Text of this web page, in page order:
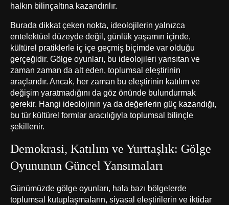
halkın bilinçaltına kazandırılır.
Burada dikkat çeken nokta, ideolojilerin yalnızca
entelektüel düzeyde değil, günlük yaşamın içinde,
kültürel pratiklerle iç içe geçmiş biçimde var olduğu
gerçeğidir. Gölge oyunları, bu ideolojileri yansıtan ve
zaman zaman da alt eden, toplumsal eleştirinin
araçlarıdır. Ancak, her zaman bu eleştirinin katılım ve
değişim yaratmadığını da göz önünde bulundurmak
gerekir. Hangi ideolojinin ya da değerlerin güç kazandığı,
bu tür kültürel formlar aracılığıyla toplumsal bilinçle
şekillenir.
Demokrasi, Katılım ve Yurttaşlık: Gölge
Oyununun Güncel Yansımaları
Günümüzde gölge oyunları, hala bazı bölgelerde
toplumsal kutuplaşmaların, siyasal eleştirilerin ve iktidar